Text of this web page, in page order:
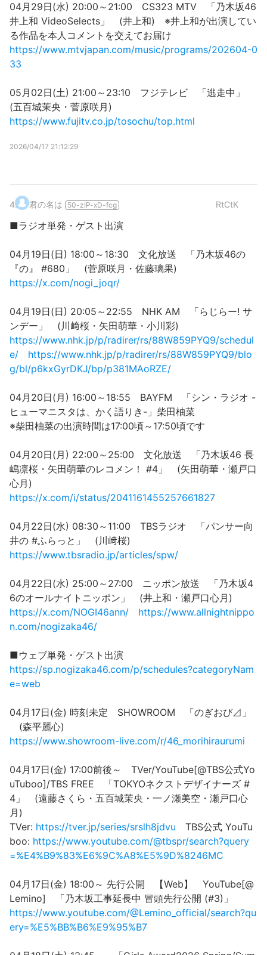
04月29日(水) 20:00～21:00 CS323 MTV 「乃木坂46
井上和 VideoSelects」 (井上和) ※井上和が出演してい
る作品を本人コメントを交えてお届け
https://www.mtvjapan.com/music/programs/202604-0
33
05月02日(土) 21:00～23:10 フジテレビ 「逃走中」
(五百城茉央・菅原咲月)
https://www.fujitv.co.jp/tosochu/top.html
2026/04/17 21:12:29
4. 君の名は 50-zIP-xD-fcg RtCtK
■ラジオ単発・ゲスト出演
04月19日(日) 18:00～18:30 文化放送 「乃木坂46の
『の』 #680」 (菅原咲月・佐藤璃果)
https://x.com/nogi_joqr/
04月19日(日) 20:05～22:55 NHK AM 「らじらー! サ
ンデー」 (川﨑桜・矢田萌華・小川彩)
https://www.nhk.jp/p/radirer/rs/88W859PYQ9/schedul
e/
https://www.nhk.jp/p/radirer/rs/88W859PYQ9/blo
g/bl/p6kxGyrDKJ/bp/p381MAoRZE/
04月20日(月) 16:00～18:55 BAYFM 「シン・ラジオ -
ヒューマニスタは、かく語りき-」柴田柚菜
※柴田柚菜の出演時間は17:00頃～17:50頃です
04月20日(月) 22:00～25:00 文化放送 「乃木坂46 長
嶋凛桜・矢田萌華のレコメン！ #4」 (矢田萌華・瀬戸口
心月)
https://x.com/i/status/2041161455257661827
04月22日(水) 08:30～11:00 TBSラジオ 「パンサー向
井の #ふらっと」 (川﨑桜)
https://www.tbsradio.jp/articles/spw/
04月22日(水) 25:00～27:00 ニッポン放送 「乃木坂4
6のオールナイトニッポン」 (井上和・瀬戸口心月)
https://x.com/NOGI46ann/
https://www.allnightnippo
n.com/nogizaka46/
■ウェブ単発・ゲスト出演
https://sp.nogizaka46.com/p/schedules?categoryNam
e=web
04月17日(金) 時刻未定 SHOWROOM 「のぎおび⊿」
(森平麗心)
https://www.showroom-live.com/r/46_morihiraurumi
04月17日(金) 17:00前後～ TVer/YouTube[@TBS公式Yo
uTuboo]/TBS FREE 「TOKYOネクストデザイナーズ #
4」 (遠藤さくら・五百城茉央・一ノ瀬美空・瀬戸口心
月)
TVer: https://tver.jp/series/srslh8jdvu TBS公式 YouTu
boo: https://www.youtube.com/@tbspr/search?query
=%E4%B9%83%E6%9C%A8%E5%9D%8246MC
04月17日(金) 18:00～ 先行公開 【Web】 YouTube[@
Lemino] 「乃木坂工事延長中 冒頭先行公開 (#3)」
https://www.youtube.com/@Lemino_official/search?qu
ery=%E5%BB%B6%E9%95%B7